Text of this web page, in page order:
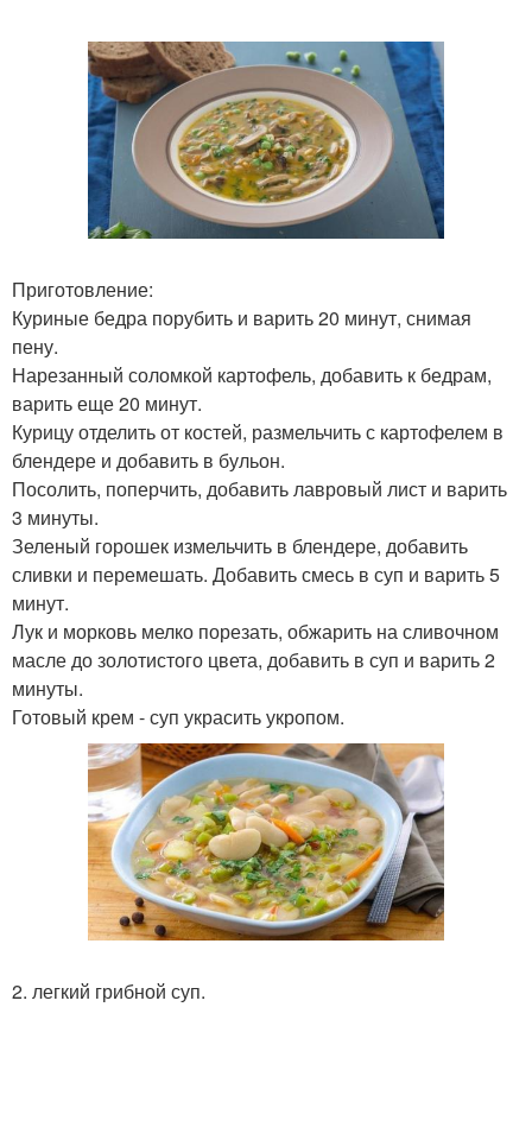
Приготовление:
Куриные бедра порубить и варить 20 минут, снимая
пену.
Нарезанный соломкой картофель, добавить к бедрам,
варить еще 20 минут.
Курицу отделить от костей, размельчить с картофелем в
блендере и добавить в бульон.
Посолить, поперчить, добавить лавровый лист и варить
3 минуты.
Зеленый горошек измельчить в блендере, добавить
сливки и перемешать. Добавить смесь в суп и варить 5
минут.
Лук и морковь мелко порезать, обжарить на сливочном
масле до золотистого цвета, добавить в суп и варить 2
минуты.
Готовый крем - суп украсить укропом.
2. легкий грибной суп.